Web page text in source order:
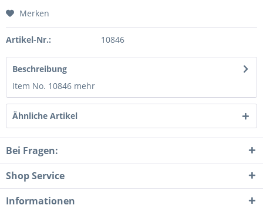
Merken
Artikel-Nr.: 10846
Beschreibung
Item No. 10846 mehr
Ähnliche Artikel
Bei Fragen:
Shop Service
Informationen